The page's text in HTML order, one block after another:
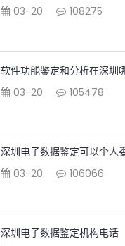
03-20
108275
软件功能鉴定和分析在深圳
03-20
105478
深圳电子数据鉴定可以个人
03-20
106066
深圳电子数据鉴定机构电话